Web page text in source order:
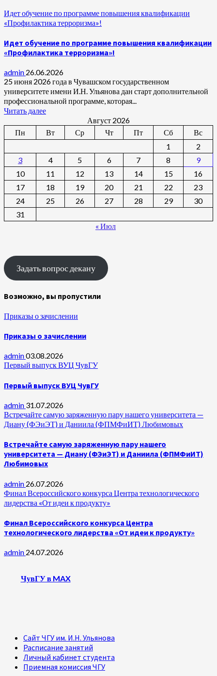
Идет обучение по программе повышения квалификации
«Профилактика терроризма»!
Идет обучение по программе повышения квалификации
«Профилактика терроризма»!
admin 26.06.2026
25 июня 2026 года в Чувашском государственном
университете имени И.Н. Ульянова дан старт дополнительной
профессиональной программе, которая...
Читать далее
Август 2026
Пн
Вт Ср Чт Пт Сб
Вс
1
2
3
4 5 6 7 8
9
10
11 12 13 14 15
16
17
18 19 20 21 22
23
24
25 26 27 28 29
30
31
« Июл
Задать вопрос декану
Возможно, вы пропустили
Приказы о зачислении
Приказы о зачислении
admin03.08.2026
Первый выпуск ВУЦ ЧувГУ
Первый выпуск ВУЦ ЧувГУ
admin 31.07.2026
Встречайте самую заряженную пару нашего университета —
Диану (ФЭиЭТ) и Даниила (ФПМФиИТ) Любимовых
Встречайте самую заряженную пару нашего
университета — Диану (ФЭиЭТ) и Даниила (ФПМФиИТ)
Любимовых
admin 26.07.2026
Финал Всероссийского конкурса Центра технологического
лидерства «От идеи к продукту»
Финал Всероссийского конкурса Центра
технологического лидерства «От идеи к продукту»
admin 24.07.2026
ЧувГУ в MAX
Сайт ЧГУ им. И.Н. Ульянова
Расписание занятий
Личный кабинет студента
Приемная комиссия ЧГУ